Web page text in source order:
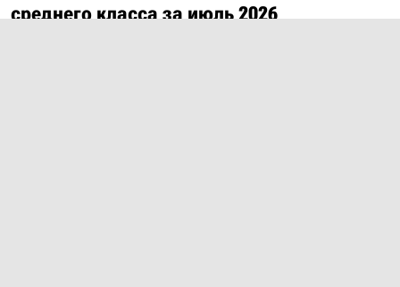
среднего класса за июль 2026